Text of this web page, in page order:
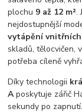
plochu 9 až 12 m².
nejdostupnější
vytápění
skladů, tělocvičen,
potřeba cíleně
Díky technologii
Aposkytuje zářič
sekundy po